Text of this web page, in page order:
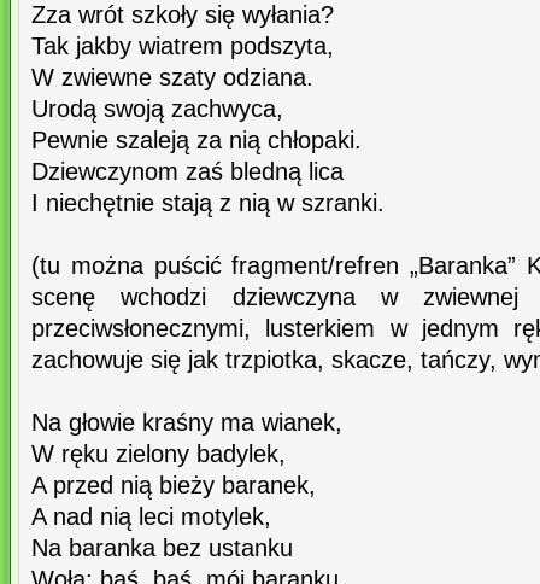
Zza wrót szkoły się wyłania?
Tak jakby wiatrem podszyta,
W zwiewne szaty odziana.
Urodą swoją zachwyca,
Pewnie szaleją za nią chłopaki.
Dziewczynom zaś bledną lica
I niechętnie stają z nią w szranki.
(tu można puścić fragment/refren „Baranka”
scenę wchodzi dziewczyna w zwiewnej
przeciwsłonecznymi, lusterkiem w jednym
zachowuje się jak trzpiotka, skacze, tańczy,
Na głowie kraśny ma wianek,
W ręku zielony badylek,
A przed nią bieży baranek,
A nad nią leci motylek,
Na baranka bez ustanku